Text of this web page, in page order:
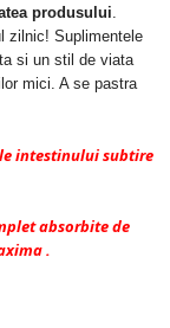
produsului.
zilnic! Suplimentele
si un stil de viata
mici. A se pastra
intestinului subtire
absorbite de
.